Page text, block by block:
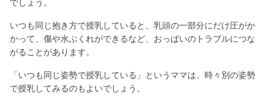
でしょう。
いつも同じ抱き方で授乳していると、乳頭の一部分にだけ圧がか
かって、傷や水ぶくれができるなど、おっぱいのトラブルにつな
がることがあります。
「いつも同じ姿勢で授乳している」というママは、時々別の姿勢
で授乳してみるのもよいでしょう。